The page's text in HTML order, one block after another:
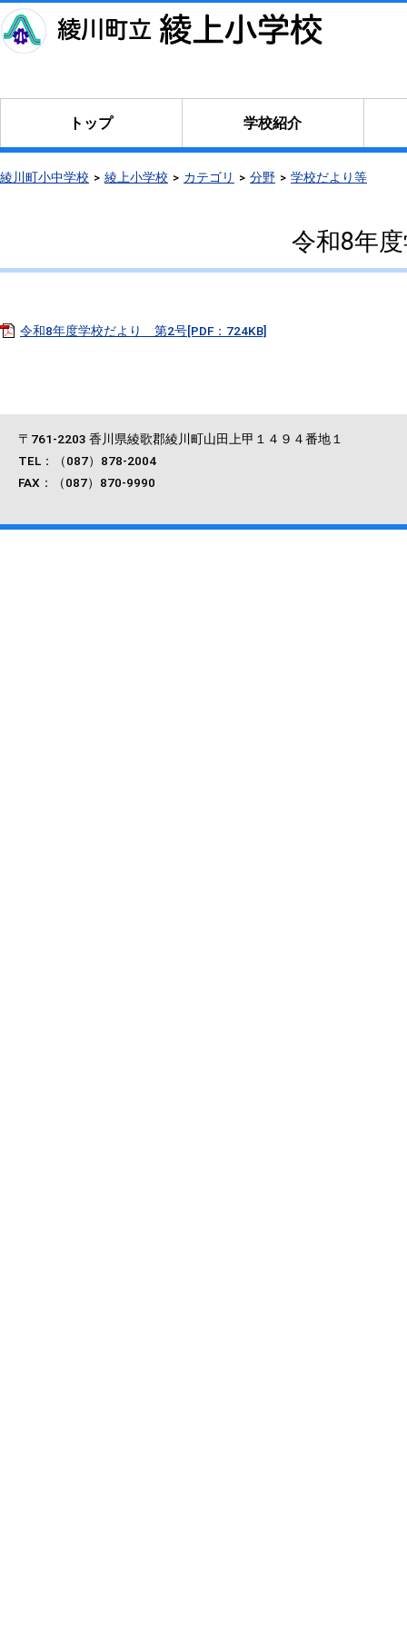
本
文
動
トップ 学校紹介
綾川町小中学校 綾上小学校 カテゴリ 分野 学校だより等
令和8年
令和8年度学校だより 第2号[PDF：724KB]
〒761-2203 香川県綾歌郡綾川町山田上甲１４９４番地１
TEL：（087）878-2004
FAX：（087）870-9990